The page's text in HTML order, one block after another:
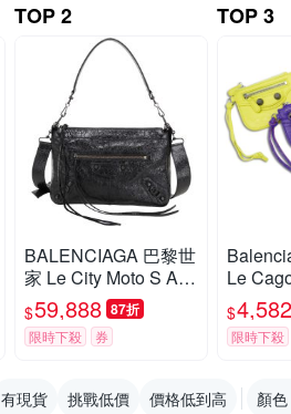
TOP 2
BALENCIAGA 巴黎世
家 Le City Moto S Are
na Storico 揉製羊皮手
提/斜背機車包(黑色)
$59,888 87折
限時下殺 券
TOP 3
Le
釘拉
$4,582
限時下殺
有現貨 挑戰低價 價格低到高 顏色